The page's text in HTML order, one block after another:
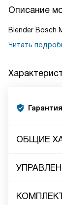
Описание
Blender Bosch
Читать
ОБЩИЕ